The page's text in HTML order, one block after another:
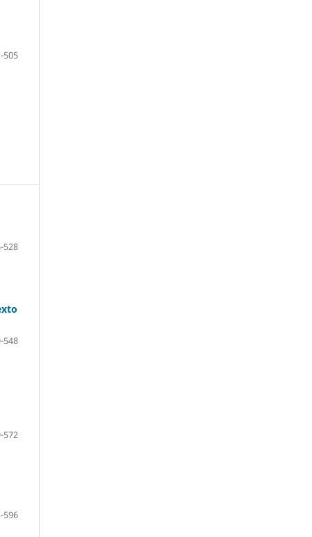
505
528
548
572
596